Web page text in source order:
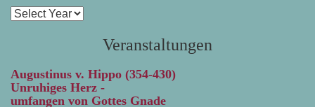
Veranstaltungen
Augustinus v. Hippo (354-430)
Unruhiges Herz -
umfangen von Gottes Gnade